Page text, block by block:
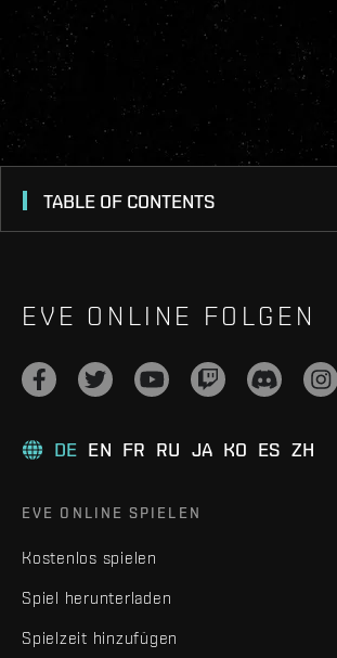
TABLE OF CONTENTS
EVE ONLINE FOLGEN
DE EN FR RU JA KO ES ZH
EVE ONLINE SPIELEN
Kostenlos spielen
Spiel herunterladen
Spielzeit hinzufügen